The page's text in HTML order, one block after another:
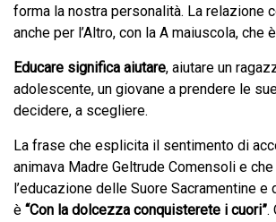
forma la nostra personalità. La relazione
anche per l’Altro, con la A maiuscola, che
Educare significa aiutare, aiutare un
adolescente, un giovane a prendere le
decidere, a scegliere.
La frase che esplicita il sentimento di
animava Madre Geltrude Comensoli e
l’educazione delle Suore Sacramentine
è “Con la dolcezza conquisterete i cuori”.